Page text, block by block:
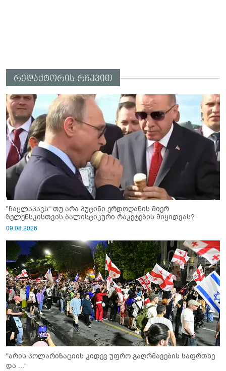
რედაქტორის რჩევით
"ჩაყლაპავს“ თუ არა პუტინი ერდოღანის მიერ
ზელენსკისთვის ბალისტიკური რაკეტების მიყიდვას?
09.08.2026
"არის პოლარიზაციის კიდევ უფრო გაღრმავების საფრთხე
და ...“